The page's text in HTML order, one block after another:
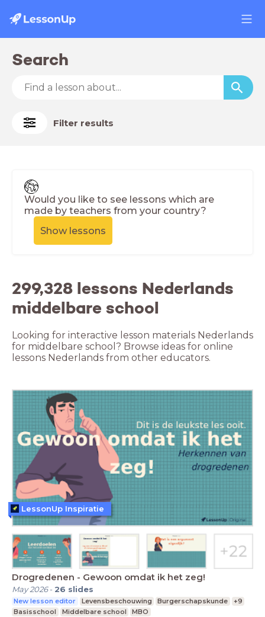
Search
Filter results
Would you like to see lessons which are
made by teachers from your country?
Show lessons
299,328 lessons Nederlands
middelbare school
Looking for interactive lesson materials Nederlands
for middelbare school? Browse ideas for online
lessons Nederlands from other educators.
Drogredenen - Gewoon omdat ik het zeg!
May 2026- 26 slides
New lesson editor Levensbeschouwing Burgerschapskunde
+9
Basisschool
Middelbare school MBO
LessonUp Inspiratie